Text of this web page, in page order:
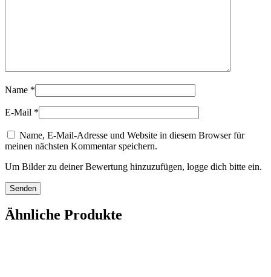
Name *
E-Mail *
Name, E-Mail-Adresse und Website in diesem Browser für
meinen nächsten Kommentar speichern.
Um Bilder zu deiner Bewertung hinzuzufügen, logge dich bitte ein.
Ähnliche Produkte